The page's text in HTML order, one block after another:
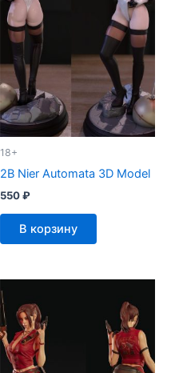
18+
2B Nier Automata 3D Model
550₽
В корзину